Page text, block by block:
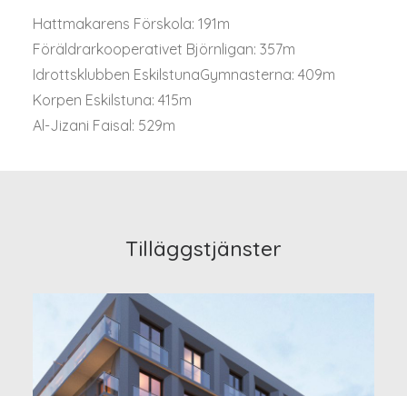
Hattmakarens Förskola: 191m
Föräldrarkooperativet Björnligan: 357m
Idrottsklubben EskilstunaGymnasterna: 409m
Korpen Eskilstuna: 415m
Al-Jizani Faisal: 529m
Tilläggstjänster